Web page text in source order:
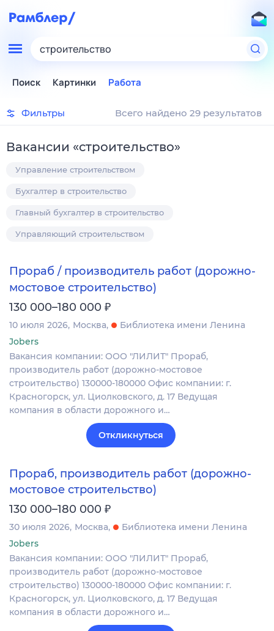
строительство
Поиск Картинки Работа
Фильтры Всего найдено 29 результатов
Вакансии «строительство»
Управление строительством
Бухгалтер в строительство
Главный бухгалтер в строительство
Управляющий строительством
Прораб / производитель работ (дорожно-
мостовое строительство)
130 000–180 000 ₽
10 июля 2026 Москва
Библиотека имени Ленина
Jobers
Вакансия компании: ООО "ЛИЛИТ" Прораб,
производитель работ (дорожно-мостовое
строительство) 130000-180000 Офис компании: г.
Красногорск, ул. Циолковского, д. 17 Ведущая
компания в области дорожного и…
Откликнуться
Прораб, производитель работ (дорожно-
мостовое строительство)
130 000–180 000 ₽
30 июля 2026 Москва
Библиотека имени Ленина
Jobers
Вакансия компании: ООО "ЛИЛИТ" Прораб,
производитель работ (дорожно-мостовое
строительство) 130000-180000 Офис компании: г.
Красногорск, ул. Циолковского, д. 17 Ведущая
компания в области дорожного и…